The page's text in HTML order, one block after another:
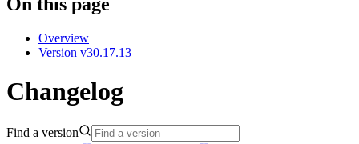
Overview
Version v30.17.13
Changelog
Find a version